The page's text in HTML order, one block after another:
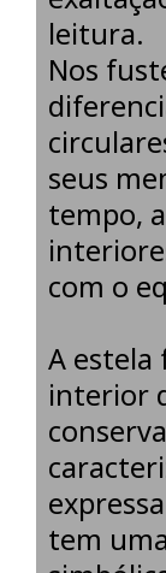
leitura.
Nos
seus
tempo,
com o
A estela
interior
tem